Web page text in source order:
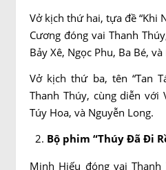
Vở kịch thứ hai, tựa đề “Khi
Cương đóng vai Thanh
Bảy Xê, Ngọc Phu, Ba Bé,
Vở kịch thứ ba, tên “Tan
Thanh Thúy, cùng diễn với
Túy Hoa, và Nguyễn Long.
Bộ phim “Thúy Đã Đi
Minh Hiếu đóng vai Thanh